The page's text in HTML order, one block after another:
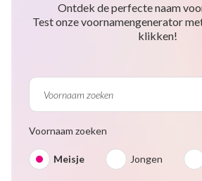
Ontdek de perfecte naam
Test onze voornamengenerator
klikken!
Voornaam zoeken
Meisje Jongen